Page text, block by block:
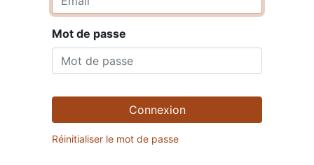
Mot de passe
Connexion
Réinitialiser le mot de passe